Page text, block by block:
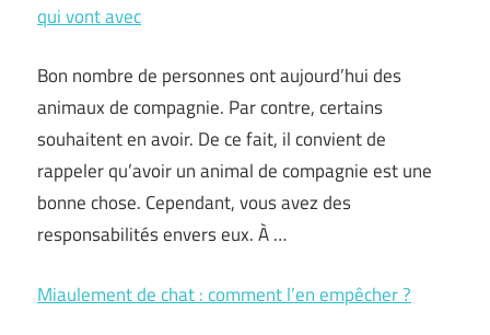
qui vont avec
Bon nombre de personnes ont aujourd’hui des
animaux de compagnie. Par contre, certains
souhaitent en avoir. De ce fait, il convient de
rappeler qu’avoir un animal de compagnie est une
bonne chose. Cependant, vous avez des
responsabilités envers eux. À …
Miaulement de chat : comment l’en empêcher ?